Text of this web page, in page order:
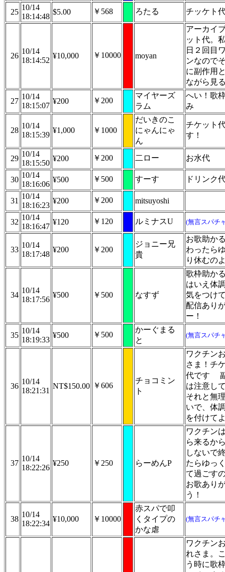
25
10/14
18:14:48
$5.00 ￥568 ろたる チッケト
26
10/14
18:14:52
¥10,000 ￥10000 moyan
アーカイ
ット代。
日２回目
ンなので
に副作用
ながら見
27
10/14
18:15:07
¥200 ￥200
マイヤーズ
ラム
へい！歌
み
28
10/14
18:15:39
¥1,000 ￥1000
だいきのこ
にゃんにゃ
ん
チケット
す！
29
10/14
18:15:50
¥200 ￥200 二ロー お水代
30
10/14
18:16:06
¥500 ￥500 すーす ドリンク
31
10/14
18:16:23
¥200 ￥200 mitsuyoshi
32
10/14
18:16:47
¥120 ￥120 ルミナスU (無言スパチ
33
10/14
18:17:48
¥200 ￥200
ジョニー兄
貴
お歌助か
わったら
り休むの
34
10/14
18:17:56
¥500 ￥500 なすず
歌枠助か
はいえ体
気をつけ
配信あり
ー！
35
10/14
18:19:33
¥500 ￥500
かーぐまる
と
(無言スパチ
36
10/14
18:21:31
NT$150.00 ￥606
チョコミン
ト
ワクチン
さま！チ
代です
は注意し
それと無
いで、体
を付けて
37
10/14
18:22:26
¥250 ￥250 らーめんP
ワクチン
ら来るか
しないで
たらゆっ
て過ごす
お歌あり
う！
38
10/14
18:22:34
¥10,000 ￥10000
赤スパで叩
くタイプの
かな虐
(無言スパチ
ワクチン
れさま。
う時に歌